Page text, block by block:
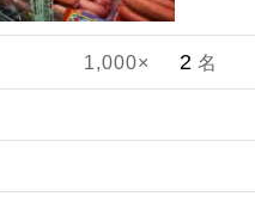
1,000× 名